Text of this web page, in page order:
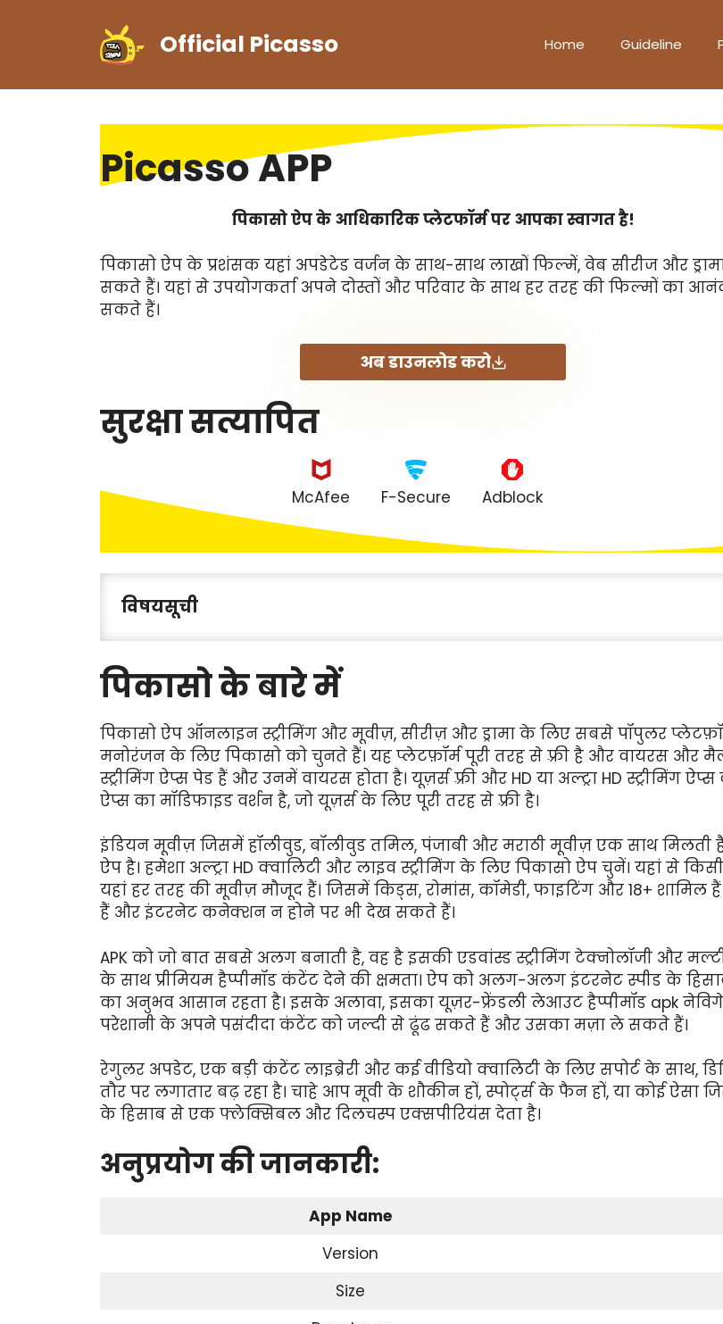
Official Picasso Home Guideline
Picasso APP
पिकासो ऐप के आधिकारिक प्लेटफॉर्म पर आपका स्वागत है!
पिकासो ऐप के प्रशंसक यहां अपडेटेड वर्जन के साथ-साथ लाखों फिल्में, वेब सीरीज और
सकते हैं। यहां से उपयोगकर्ता अपने दोस्तों और परिवार के साथ हर तरह की फिल्मों का
सकते हैं।
अब डाउनलोड करो
सुरक्षा सत्यापित
McAfee F-Secure Adblock
विषयसूची
पिकासो के बारे में
पिकासो ऐप ऑनलाइन स्ट्रीमिंग और मूवीज़, सीरीज़ और ड्रामा के लिए सबसे पॉपुलर
मनोरंजन के लिए पिकासो को चुनते हैं। यह प्लेटफ़ॉर्म पूरी तरह से फ़्री है और वायरस और
स्ट्रीमिंग ऐप्स पेड हैं और उनमें वायरस होता है। यूज़र्स फ़्री और HD या अल्ट्रा HD स्ट्रीमिंग
ऐप्स का मॉडिफाइड वर्शन है, जो यूज़र्स के लिए पूरी तरह से फ़्री है।
इंडियन मूवीज़ जिसमें हॉलीवुड, बॉलीवुड तमिल, पंजाबी और मराठी मूवीज़ एक साथ
ऐप है। हमेशा अल्ट्रा HD क्वालिटी और लाइव स्ट्रीमिंग के लिए पिकासो ऐप चुनें। यहां से
यहां हर तरह की मूवीज़ मौजूद हैं। जिसमें किड्स, रोमांस, कॉमेडी, फाइटिंग और 18+
हैं और इंटरनेट कनेक्शन न होने पर भी देख सकते हैं।
APK को जो बात सबसे अलग बनाती है, वह है इसकी एडवांस्ड स्ट्रीमिंग टेक्नोलॉजी और
के साथ प्रीमियम हैप्पीमॉड कंटेंट देने की क्षमता। ऐप को अलग-अलग इंटरनेट स्पीड के
का अनुभव आसान रहता है। इसके अलावा, इसका यूज़र-फ्रेंडली लेआउट हैप्पीमॉड apk
परेशानी के अपने पसंदीदा कंटेंट को जल्दी से ढूंढ सकते हैं और उसका मज़ा ले सकते हैं।
रेगुलर अपडेट, एक बड़ी कंटेंट लाइब्रेरी और कई वीडियो क्वालिटी के लिए सपोर्ट के
तौर पर लगातार बढ़ रहा है। चाहे आप मूवी के शौकीन हों, स्पोर्ट्स के फैन हों, या कोई ऐसा
के हिसाब से एक फ्लेक्सिबल और दिलचस्प एक्सपीरियंस देता है।
अनुप्रयोग की जानकारी:
App Name
Version
Size